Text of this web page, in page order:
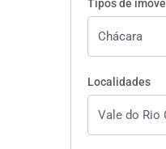
Tipos de imóvel
Localidades